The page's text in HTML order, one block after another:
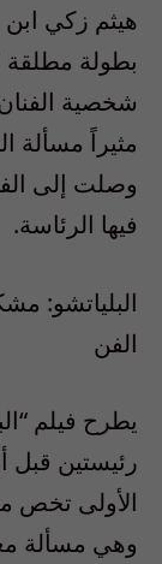
هيثم زكي ابن
بطولة مطلقة
شخصية
مثيراً مسألة
وصلت إلى
فيها الرئاسة.
البلياتشو:
الفن
يطرح فيلم
رئيستين قبل
الأولى تخص
وهي مسألة